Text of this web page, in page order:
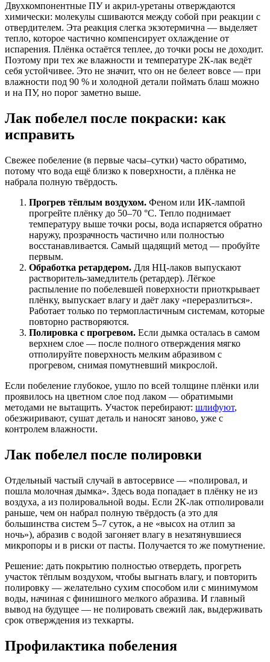
Двухкомпонентные ПУ и акрил-уретаны отверждаются
химически: молекулы сшиваются между собой при реакции с
отвердителем. Эта реакция слегка экзотермична — выделяет
тепло, которое частично компенсирует охлаждение от
испарения. Плёнка остаётся теплее, до точки росы не доходит.
Поэтому при тех же влажности и температуре 2К-лак ведёт
себя устойчивее. Это не значит, что он не белеет вовсе — при
влажности под 90 % и холодной детали поймать блаш можно
и на ПУ, но порог заметно выше.
Лак побелел после покраски: как
исправить
Свежее побеление (в первые часы–сутки) часто обратимо,
потому что вода ещё близко к поверхности, а плёнка не
набрала полную твёрдость.
Прогрев тёплым воздухом. Феном или ИК-лампой
прогрейте плёнку до 50–70 °C. Тепло поднимает
температуру выше точки росы, вода испаряется обратно
наружу, прозрачность частично или полностью
восстанавливается. Самый щадящий метод — пробуйте
первым.
Обработка ретардером. Для НЦ-лаков выпускают
растворитель-замедлитель (ретардер). Лёгкое
распыление по побелевшей поверхности приоткрывает
плёнку, выпускает влагу и даёт лаку «переразлиться».
Работает только по термопластичным системам, которые
повторно растворяются.
Полировка с прогревом. Если дымка осталась в самом
верхнем слое — после полного отверждения мягко
отполируйте поверхность мелким абразивом с
прогревом, снимая помутневший микрослой.
Если побеление глубокое, ушло по всей толщине плёнки или
проявилось на цветном слое под лаком — обратимыми
методами не вытащить. Участок перебирают: шлифуют,
обезжиривают, сушат деталь и наносят заново, уже с
контролем влажности.
Лак побелел после полировки
Отдельный частый случай в автосервисе — «полировал, и
пошла молочная дымка». Здесь вода попадает в плёнку не из
воздуха, а из полировальной воды. Если 2К-лак отполировали
раньше, чем он набрал полную твёрдость (а это для
большинства систем 5–7 суток, а не «высох на отлип за
ночь»), абразив с водой загоняет влагу в незатянувшиеся
микропоры и в риски от пасты. Получается то же помутнение.
Решение: дать покрытию полностью отвердеть, прогреть
участок тёплым воздухом, чтобы выгнать влагу, и повторить
полировку — желательно сухим способом или с минимумом
воды, начиная с финишного мелкого абразива. И главный
вывод на будущее — не полировать свежий лак, выдерживать
срок отверждения из техкарты.
Профилактика побеления